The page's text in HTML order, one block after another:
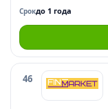
Срокдо 1 года
46